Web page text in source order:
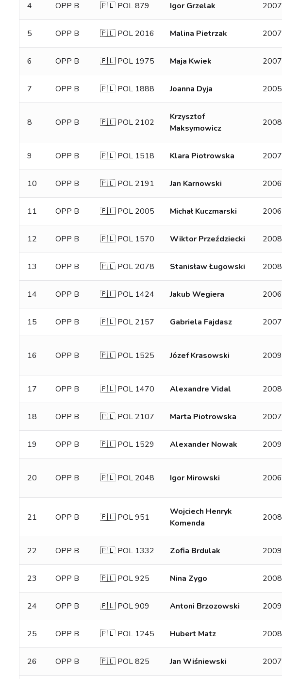
4 OPP B 🇵🇱 POL 879 Igor Grzelak 2007
5 OPP B 🇵🇱 POL 2016 Malina Pietrzak 2007
6 OPP B 🇵🇱 POL 1975 Maja Kwiek 2007
7 OPP B 🇵🇱 POL 1888 Joanna Dyja 2005
8 OPP B 🇵🇱 POL 2102
Krzysztof
Maksymowicz
2008
9 OPP B 🇵🇱 POL 1518 Klara Piotrowska 2007
10 OPP B 🇵🇱 POL 2191 Jan Karnowski 2006
11 OPP B 🇵🇱 POL 2005 Michał Kuczmarski 2006
12 OPP B 🇵🇱 POL 1570 Wiktor Przeździecki 2008
13 OPP B 🇵🇱 POL 2078 Stanisław Ługowski 2008
14 OPP B 🇵🇱 POL 1424 Jakub Wegiera 2006
15 OPP B 🇵🇱 POL 2157 Gabriela Fajdasz 2007
16 OPP B 🇵🇱 POL 1525 Józef Krasowski 2009
17 OPP B 🇵🇱 POL 1470 Alexandre Vidal 2008
18 OPP B 🇵🇱 POL 2107 Marta Piotrowska 2007
19 OPP B 🇵🇱 POL 1529 Alexander Nowak 2009
20 OPP B 🇵🇱 POL 2048 Igor Mirowski 2006
21 OPP B 🇵🇱 POL 951
Wojciech Henryk
Komenda
2008
22 OPP B 🇵🇱 POL 1332 Zofia Brdulak 2009
23 OPP B 🇵🇱 POL 925 Nina Zygo 2008
24 OPP B 🇵🇱 POL 909 Antoni Brzozowski 2009
25 OPP B 🇵🇱 POL 1245 Hubert Matz 2008
26 OPP B 🇵🇱 POL 825 Jan Wiśniewski 2007